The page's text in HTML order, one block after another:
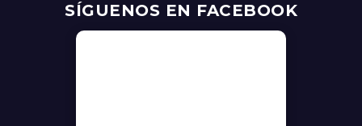
SÍGUENOS EN FACEBOOK